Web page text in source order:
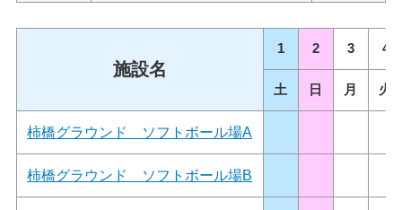
施設名
1 2 3 4
土 日 月 火
柿橋グラウンド ソフトボール場A
柿橋グラウンド ソフトボール場B